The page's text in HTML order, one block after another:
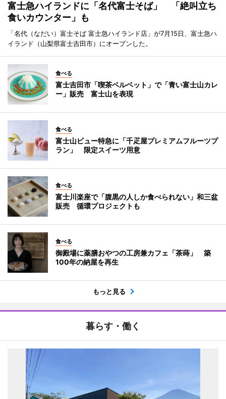
富士急ハイランドに「名代富士そば」 「絶叫立ち
食いカウンター」も
「名代（なだい）富士そば 富士急ハイランド店」が7月15日、富士急ハ
イランド（山梨県富士吉田市）にオープンした。
食べる
富士吉田市「喫茶ベルベット」で「青い富士山カレ
ー」販売 富士山を表現
食べる
富士山ビュー特急に「千疋屋プレミアムフルーツプ
ラン」 限定スイーツ用意
食べる
富士川楽座で「腹黒の人しか食べられない」和三盆
販売 循環プロジェクトも
食べる
御殿場に薬膳おやつの工房兼カフェ「茶蒔」 築
100年の納屋を再生
もっと見る
暮らす・働く